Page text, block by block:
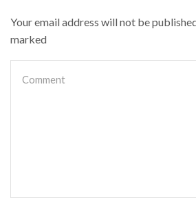
Your email address will not be
marked